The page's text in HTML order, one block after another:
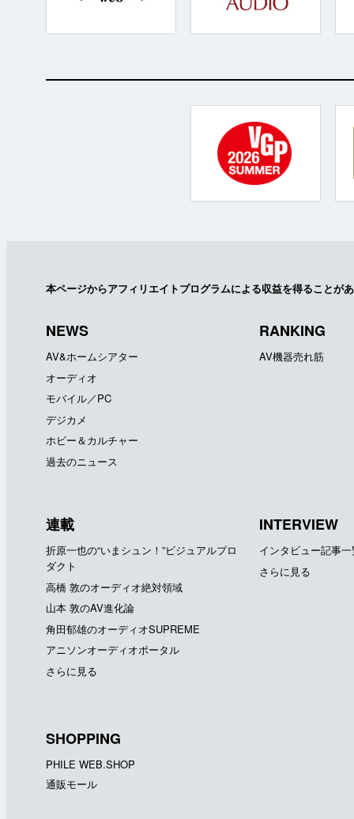
本ページからアフィリエイトプログラムによる収益を得ることが
NEWS
AV&ホームシアター
オーディオ
モバイル／PC
デジカメ
ホビー＆カルチャー
過去のニュース
RANKING
AV機器売れ筋
連載
折原一也の“いまシュン！”ビジュアルプロ
ダクト
高橋 敦のオーディオ絶対領域
山本 敦のAV進化論
角田郁雄のオーディオSUPREME
アニソンオーディオポータル
さらに見る
INTERVIEW
インタビュー記事
さらに見る
SHOPPING
PHILE WEB.SHOP
通販モール